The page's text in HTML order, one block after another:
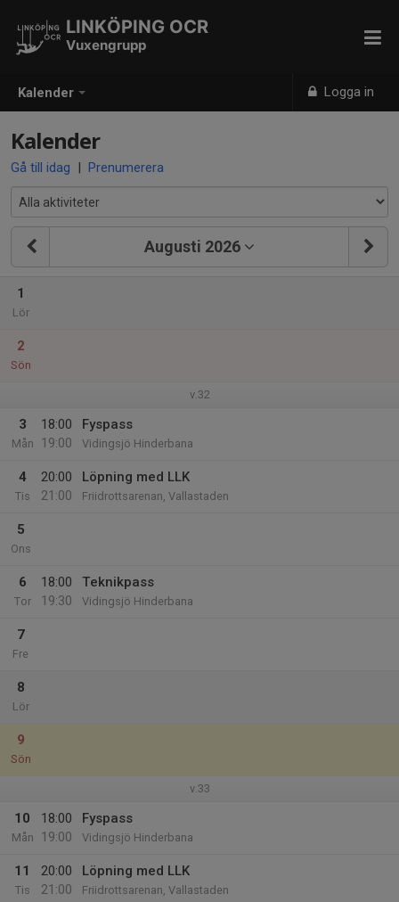
Kalender Logga in
LINKÖPING OCR
Vuxengrupp
Kalender
Gå till idag | Prenumerera
Augusti 2026
1
Lör
2
Sön
v.32
3
Mån
18:00
19:00
Fyspass
Vidingsjö Hinderbana
4
Tis
20:00
21:00
Löpning med LLK
Friidrottsarenan, Vallastaden
5
Ons
6
Tor
18:00
19:30
Teknikpass
Vidingsjö Hinderbana
7
Fre
8
Lör
9
Sön
v.33
10
Mån
18:00
19:00
Fyspass
Vidingsjö Hinderbana
11
Tis
20:00
21:00
Löpning med LLK
Friidrottsarenan, Vallastaden